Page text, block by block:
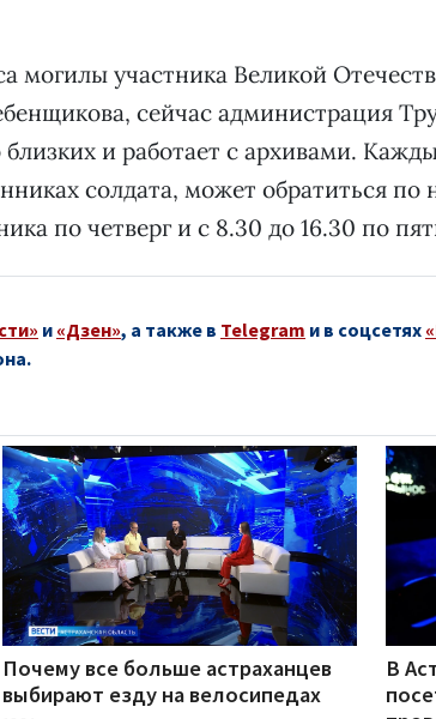
могилы участника Великой
сейчас администрация
и работает с архивами.
солдата, может обратиться по
по четверг и с 8.30 до 16.30 по
и «Дзен», а также в Telegram и в соцсетях
Почему все больше астраханцев
выбирают езду на велосипедах
В